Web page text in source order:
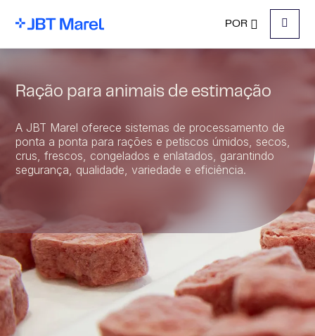
POR
Menu
Ração para animais de estimação
A JBT Marel oferece sistemas de processamento de
ponta a ponta para rações e petiscos úmidos, secos,
crus, frescos, congelados e enlatados, garantindo
segurança, qualidade, variedade e eficiência.